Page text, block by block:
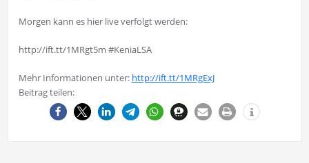
Morgen kann es hier live verfolgt werden:
http://ift.tt/1MRgt5m #KeniaLSA
Mehr Informationen unter: http://ift.tt/1MRgExJ
Beitrag teilen: